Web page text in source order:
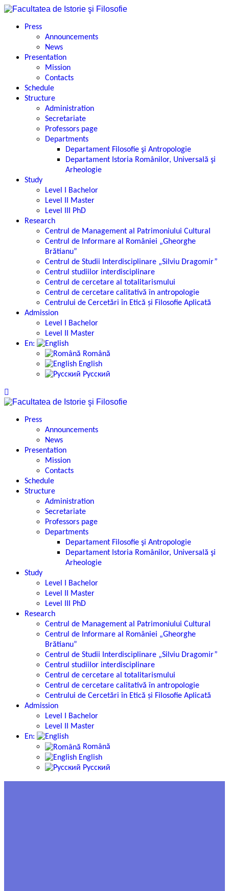
Press
Announcements
News
Presentation
Mission
Contacts
Schedule
Structure
Administration
Secretariate
Professors page
Departments
Departament Filosofie şi Antropologie
Departament Istoria Românilor, Universală şi
Arheologie
Study
Level I Bachelor
Level II Master
Level III PhD
Research
Centrul de Management al Patrimoniului Cultural
Centrul de Informare al României „Gheorghe
Brătianu”
Centrul de Studii Interdisciplinare „Silviu Dragomir”
Centrul studiilor interdisciplinare
Centrul de cercetare al totalitarismului
Centrul de cercetare calitativă în antropologie
Centrului de Cercetări în Etică și Filosofie Aplicată
Admission
Level I Bachelor
Level II Master
En:
Română
English
Русский
Press
Announcements
News
Presentation
Mission
Contacts
Schedule
Structure
Administration
Secretariate
Professors page
Departments
Departament Filosofie şi Antropologie
Departament Istoria Românilor, Universală şi
Arheologie
Study
Level I Bachelor
Level II Master
Level III PhD
Research
Centrul de Management al Patrimoniului Cultural
Centrul de Informare al României „Gheorghe
Brătianu”
Centrul de Studii Interdisciplinare „Silviu Dragomir”
Centrul studiilor interdisciplinare
Centrul de cercetare al totalitarismului
Centrul de cercetare calitativă în antropologie
Centrului de Cercetări în Etică și Filosofie Aplicată
Admission
Level I Bachelor
Level II Master
En:
Română
English
Русский